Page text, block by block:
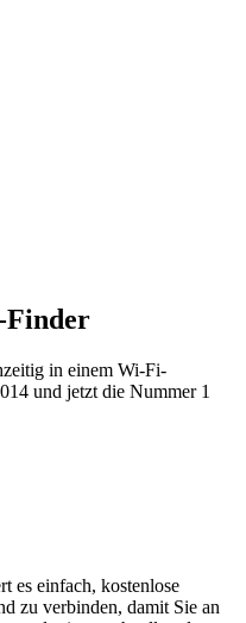
Finder
in einem Wi-Fi-
und jetzt die Nummer 1
es einfach, kostenlose
zu verbinden, damit Sie an